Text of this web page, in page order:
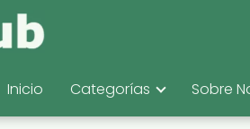
Inicio Categorías Sobre